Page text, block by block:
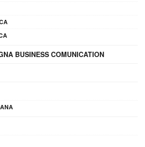
BUSINESS COMUNICATION